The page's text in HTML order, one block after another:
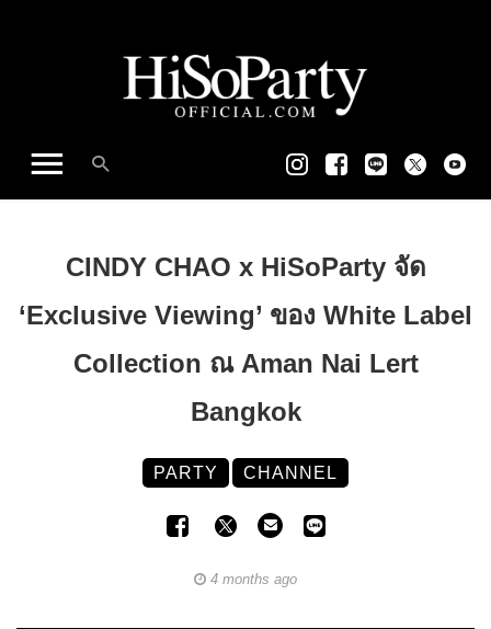
CINDY CHAO x HiSoParty จัด
‘Exclusive Viewing’ ของ White Label
Collection ณ Aman Nai Lert
Bangkok
PARTY CHANNEL
4 months ago